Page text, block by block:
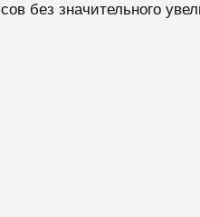
без значительного